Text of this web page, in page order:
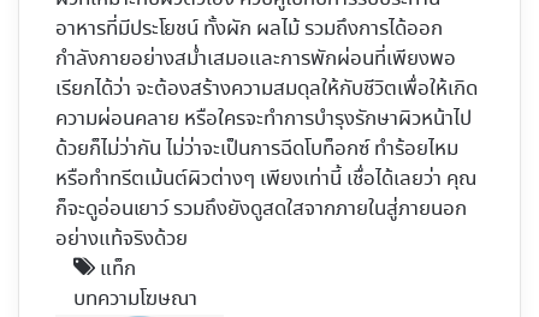
อาหารที่มีประโยชน์ ทั้งผัก ผลไม้ รวมถึงการได้ออก
กำลังกายอย่างสม่ำเสมอและการพักผ่อนที่เพียงพอ
เรียกได้ว่า จะต้องสร้างความสมดุลให้กับชีวิตเพื่อให้เกิด
ความผ่อนคลาย หรือใครจะทำการบำรุงรักษาผิวหน้าไป
ด้วยก็ไม่ว่ากัน ไม่ว่าจะเป็นการฉีดโบท็อกซ์ ทำร้อยไหม
หรือทำทรีตเม้นต์ผิวต่างๆ เพียงเท่านี้ เชื่อได้เลยว่า คุณ
ก็จะดูอ่อนเยาว์ รวมถึงยังดูสดใสจากภายในสู่ภายนอก
อย่างแท้จริงด้วย
แท็ก
บทความโฆษณา